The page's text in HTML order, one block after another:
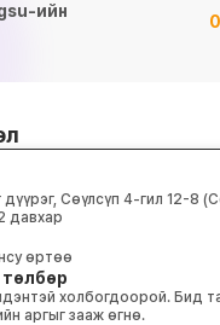
ийн
Сөүлсүп 4-гил 12-8
давхар
өртөө
холбогдоорой. Бид
аргыг зааж өгнө.